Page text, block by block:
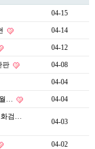
04-15
04-14
04-12
판 04-08
04-04
월… 04-04
화검…
04-03
04-02